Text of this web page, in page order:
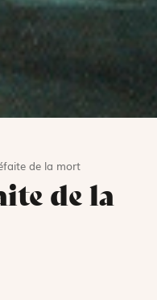
de la mort
de la